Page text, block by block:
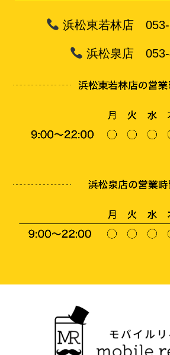
浜松東若林店 053-
浜松泉店 053-